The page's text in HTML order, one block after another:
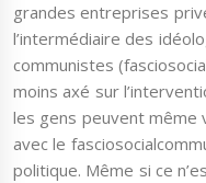
grandes entreprises
l’intermédiaire des
communistes
moins axé sur
les gens peuvent même
avec le
politique. Même si ce